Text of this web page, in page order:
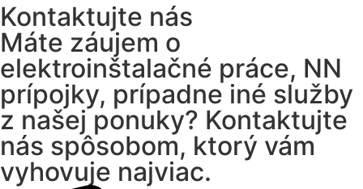
Kontaktujte nás
Máte záujem o
elektroinštalačné práce, NN
prípojky, prípadne iné služby
z našej ponuky? Kontaktujte
nás spôsobom, ktorý vám
vyhovuje najviac.